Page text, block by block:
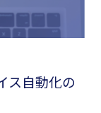
ス自動化の